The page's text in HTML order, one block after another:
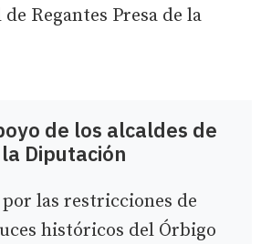
Regantes Presa de la
de los alcaldes de
Diputación
las restricciones de
históricos del Órbigo